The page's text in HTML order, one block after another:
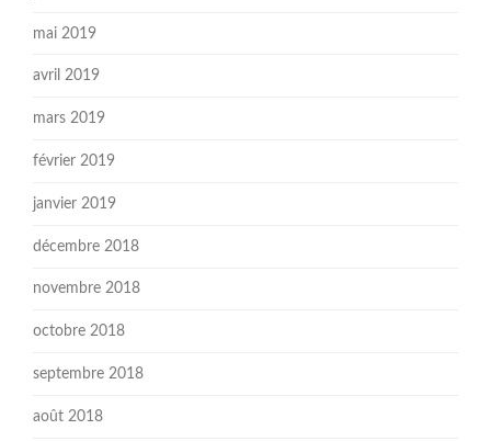
mai 2019
avril 2019
mars 2019
février 2019
janvier 2019
décembre 2018
novembre 2018
octobre 2018
septembre 2018
août 2018